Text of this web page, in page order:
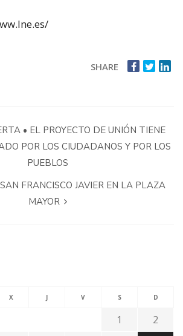
SHARE
• EL PROYECTO DE UNIÓN TIENE
POR LOS CIUDADANOS Y POR LOS
PUEBLOS
FRANCISCO JAVIER EN LA PLAZA
MAYOR
X J V S D
1
2